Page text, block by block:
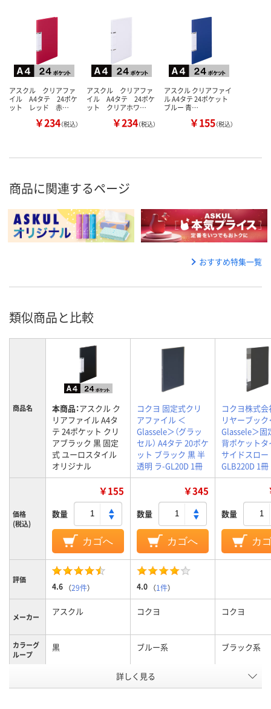
アスクル クリアファ
イル A4タテ 24ポケ
ット レッド 赤…
￥234（税込）
アスクル クリアファ
イル A4タテ 24ポケ
ット クリアホワ…
￥234（税込）
アスクル クリアファイ
ル A4タテ 24ポケット
ブルー 青…
￥155（税込）
商品に関連するページ
おすすめ特集一覧
類似商品と比較
商品名 本商品：アスクル ク
リアファイル A4タ
テ 24ポケット クリ
アブラック 黒 固定
式 ユーロスタイル
オリジナル
コクヨ 固定式クリ
アファイル ＜
Glassele＞（グラッ
セル） A4タテ 20ポケ
ット ブラック 黒 半
透明 ラ-GL20D 1冊
コクヨ株式会
リヤーブック
Glassele＞固
背ポケットタ
サイドスロー
GLB220D 1冊
価格
(税込)
￥155
数量
カゴへ
￥345
数量
カゴへ
数量
カ
評価
4.6 （29件） 4.0 （1件）
メーカー アスクル コクヨ コクヨ
カラーグ
ループ
黒 ブルー系 ブラック系
20ポケット、15ポケ
ット、20ポケット、
20枚（40ポケ
詳しく見る